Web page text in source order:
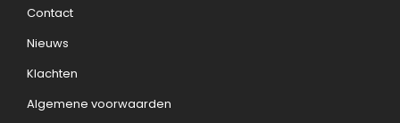
Contact
Nieuws
Klachten
Algemene voorwaarden